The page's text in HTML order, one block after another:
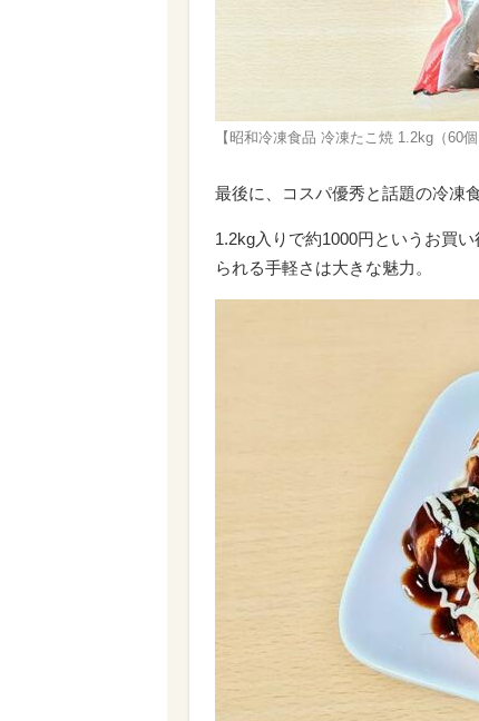
【昭和冷凍食品 冷凍たこ焼 1.2kg（60
最後に、コスパ優秀と話題の冷凍
1.2kg入りで約1000円というお買
られる手軽さは大きな魅力。